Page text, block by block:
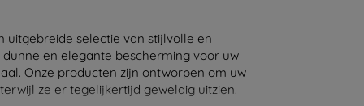
uitgebreide selectie van stijlvolle en
en elegante bescherming voor uw
Onze producten zijn ontworpen om uw
ze er tegelijkertijd geweldig uitzien.